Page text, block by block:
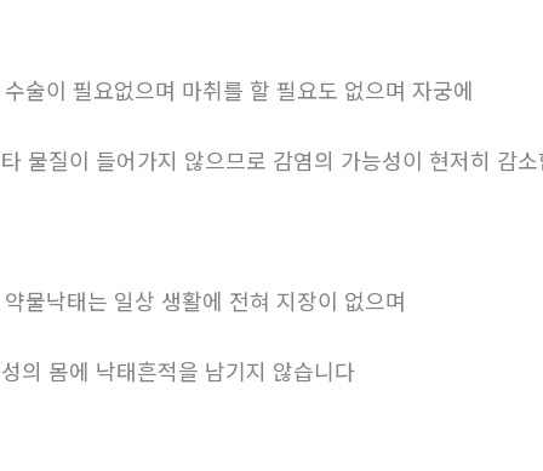
술이 필요없으며 마취를 할 필요도 없으며 자궁에
물질이 들어가지 않으므로 감염의 가능성이 현저히 감
물낙태는 일상 생활에 전혀 지장이 없으며
의 몸에 낙태흔적을 남기지 않습니다